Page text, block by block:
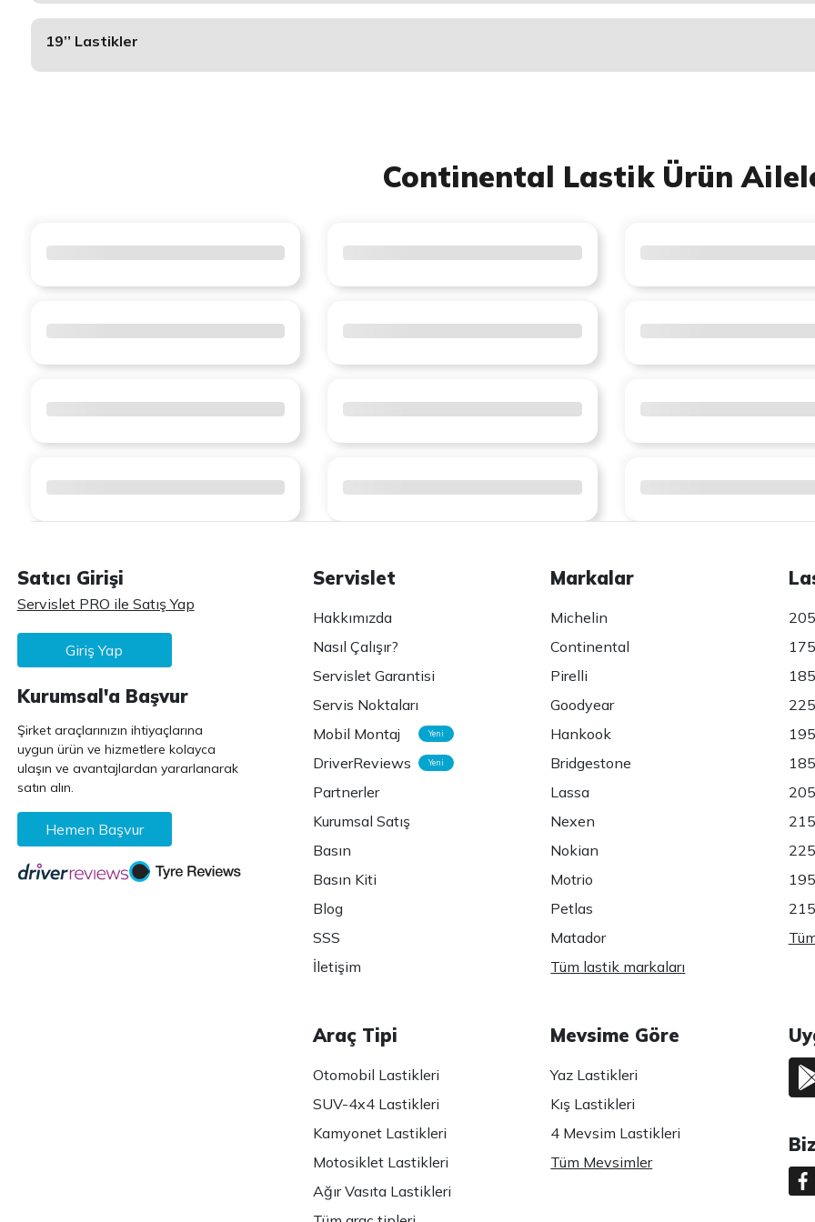
19’’ Lastikler
Continental Lastik Ürün
Satıcı Girişi
Servislet PRO ile Satış Yap
Giriş Yap
Kurumsal'a Başvur
Şirket araçlarınızın ihtiyaçlarına
uygun ürün ve hizmetlere kolayca
ulaşın ve avantajlardan yararlanarak
satın alın.
Hemen Başvur
Servislet
Hakkımızda
Nasıl Çalışır?
Servislet Garantisi
Servis Noktaları
Mobil Montaj
Yeni
DriverReviews Yeni
Partnerler
Kurumsal Satış
Basın
Basın Kiti
Blog
SSS
İletişim
Markalar
Michelin
Continental
Pirelli
Goodyear
Hankook
Bridgestone
Lassa
Nexen
Nokian
Motrio
Petlas
Matador
Tüm lastik markaları
Araç Tipi
Otomobil Lastikleri
SUV-4x4 Lastikleri
Kamyonet Lastikleri
Motosiklet Lastikleri
Ağır Vasıta Lastikleri
Mevsime Göre
Yaz Lastikleri
Kış Lastikleri
4 Mevsim Lastikleri
Tüm Mevsimler